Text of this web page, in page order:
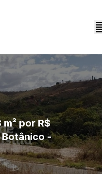
por R$
-